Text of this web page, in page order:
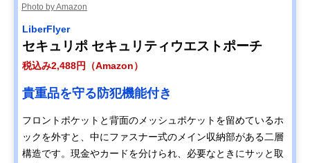
Photo by Amazon
LiberFlyer
セキュリポ セキュリティウエストポーチ
税込み2,488円（Amazon）
貴重品を守る防犯機能付き
フロントポケットと背面のメッシュポケットを留めているホ
ックを外すと、中にファスナー式のメイン収納部がある二層
構造です。現金やカードを分けられ、必要なときにサッと取